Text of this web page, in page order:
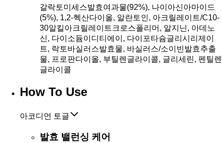
갈락토미세스발효여과물(92%), 나이아신아마이드
(5%), 1,2-헥산다이올, 알란토인, 아크릴레이트/C10-
30알킬아크릴레이트크로스폴리머, 알지닌, 아데노
신, 다이소듐이디티에이, 다이포타슘글리시리제이
트, 락토바실러스발효물, 바실러스/소이빈발효추출
물, 프로판다이올, 부틸렌글라이콜, 글리세린, 펜틸렌
글라이콜
How To Use
아코디언 토글
발효 밸런싱 케어